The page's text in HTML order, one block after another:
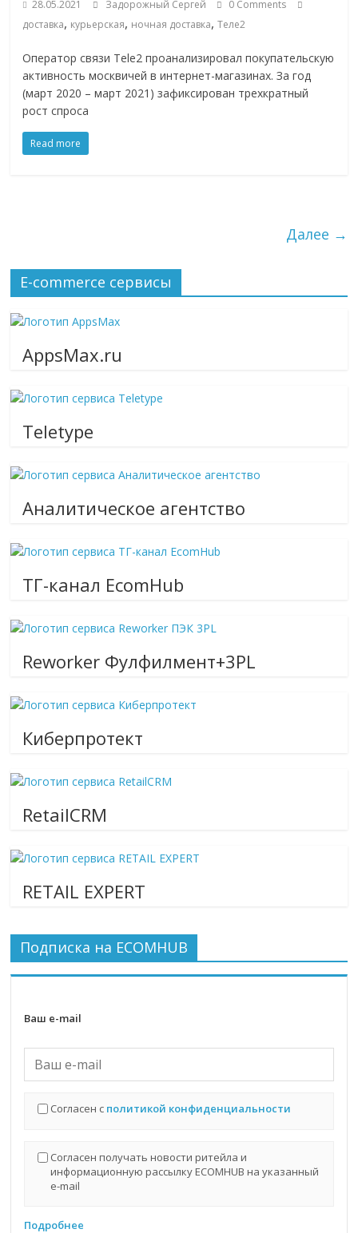
28.05.2021 Задорожный Сергей
0 Comments
доставка, курьерская, ночная доставка,Теле2
Оператор связи Tele2 проанализировал покупательскую
активность москвичей в интернет-магазинах. За год
(март 2020 – март 2021) зафиксирован трехкратный
рост спроса
Read more
Далее →
E-commerce сервисы
AppsMax.ru
Teletype
Аналитическое агентство
ТГ-канал EcomHub
Reworker Фулфилмент+3PL
Киберпротект
RetailCRM
RETAIL EXPERT
Подписка на ECOMHUB
Ваш e-mail
Согласен с политикой конфиденциальности
Согласен получать новости ритейла и
информационную рассылку ECOMHUB на указанный
e-mail
Подробнее